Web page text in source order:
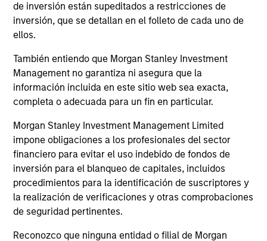
de inversión están supeditados a restricciones de
inversión, que se detallan en el folleto de cada uno de
ellos.
También entiendo que Morgan Stanley Investment
Management no garantiza ni asegura que la
información incluida en este sitio web sea exacta,
completa o adecuada para un fin en particular.
Morgan Stanley Investment Management Limited
impone obligaciones a los profesionales del sector
financiero para evitar el uso indebido de fondos de
inversión para el blanqueo de capitales, incluidos
procedimientos para la identificación de suscriptores y
la realización de verificaciones y otras comprobaciones
de seguridad pertinentes.
Reconozco que ninguna entidad o filial de Morgan
Steep Muni Yield Curve Highlights
Potential Gains in 2026
The municipal bond market has a lot going for
it in 2026, with after-tax yields that look
especially compelling compared with other
fixed-income sectors. Craig R. Brandon, Co-
Head of Municipals, explains.
26-DIC-2025